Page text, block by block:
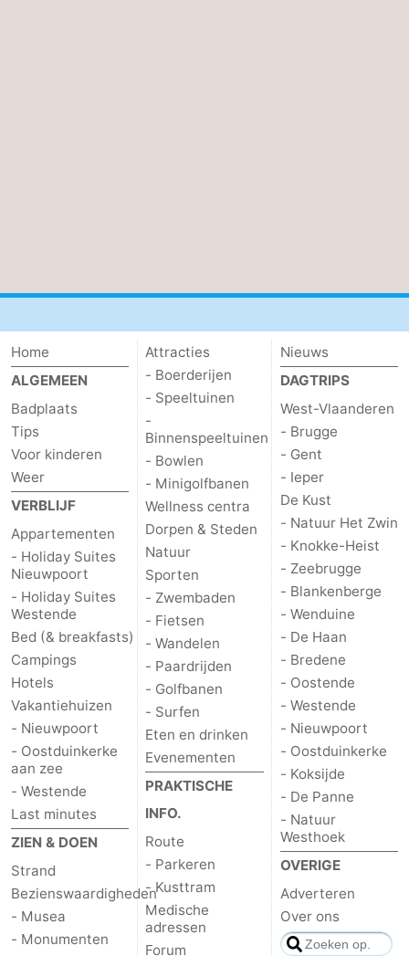
Home
ALGEMEEN
Badplaats
Tips
Voor kinderen
Weer
VERBLIJF
Appartementen
- Holiday Suites
Nieuwpoort
- Holiday Suites
Westende
Bed (& breakfasts)
Campings
Hotels
Vakantiehuizen
- Nieuwpoort
- Oostduinkerke
aan zee
- Westende
Last minutes
ZIEN & DOEN
Strand
Bezienswaardigheden
- Musea
- Monumenten
Attracties
- Boerderijen
- Speeltuinen
-
Binnenspeeltuinen
- Bowlen
- Minigolfbanen
Wellness centra
Dorpen & Steden
Natuur
Sporten
- Zwembaden
- Fietsen
- Wandelen
- Paardrijden
- Golfbanen
- Surfen
Eten en drinken
Evenementen
PRAKTISCHE
INFO.
Route
- Parkeren
- Kusttram
Medische
adressen
Forum
Nieuws
DAGTRIPS
West-Vlaanderen
- Brugge
- Gent
- Ieper
De Kust
- Natuur Het Zwin
- Knokke-Heist
- Zeebrugge
- Blankenberge
- Wenduine
- De Haan
- Bredene
- Oostende
- Westende
- Nieuwpoort
- Oostduinkerke
- Koksijde
- De Panne
- Natuur
Westhoek
OVERIGE
Adverteren
Over ons